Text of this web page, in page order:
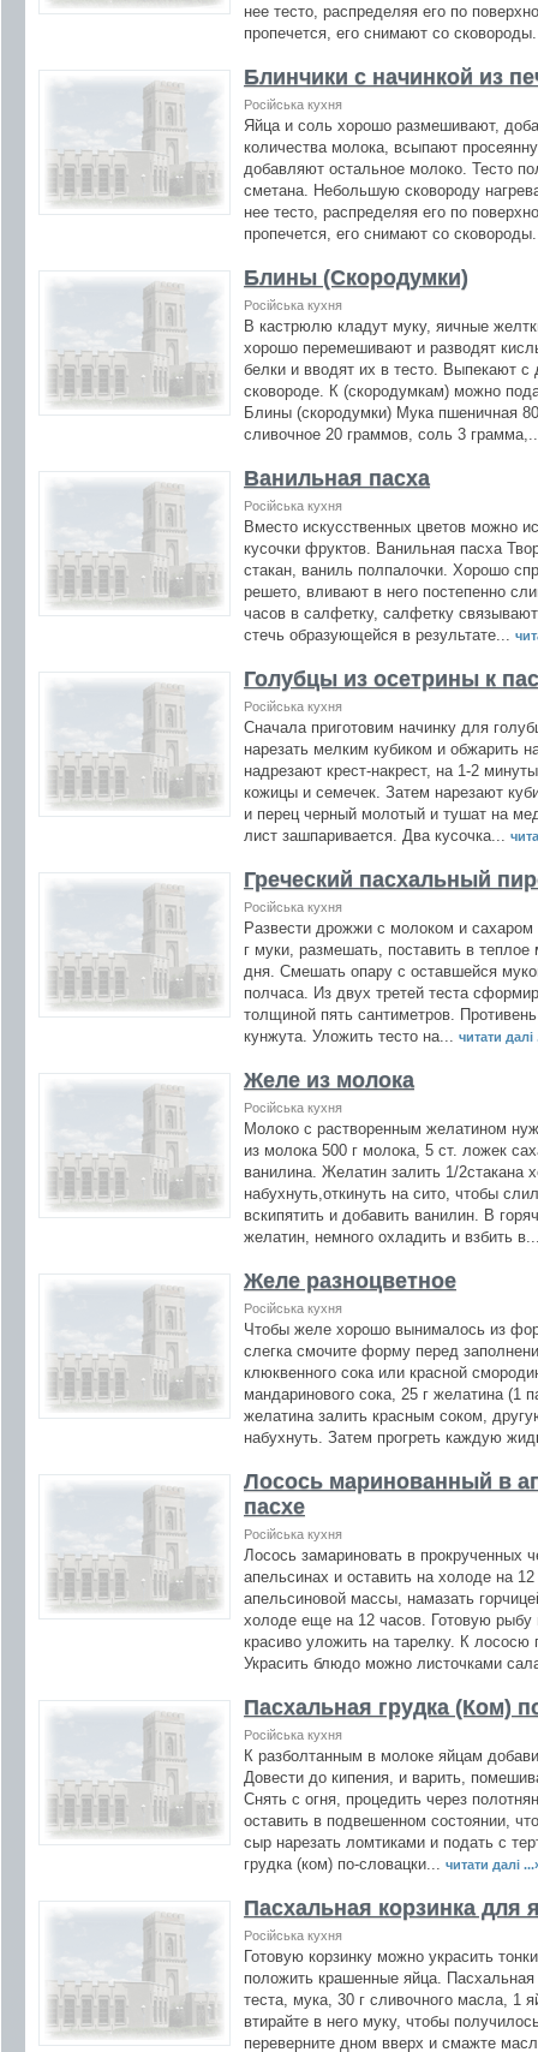
нее тесто, распределяя его по
пропечется, его снимают со
Блинчики с начинкой из
Російська кухня
Яйца и соль хорошо размешивают,
количества молока, всыпают
добавляют остальное молоко. Тесто
сметана. Небольшую сковороду
нее тесто, распределяя его по
пропечется, его снимают со
Блины (Скородумки)
Російська кухня
В кастрюлю кладут муку, яичные
хорошо перемешивают и разводят
белки и вводят их в тесто. Выпекают с
сковороде. К (скородумкам) можно
Блины (скородумки) Мука пшеничная
сливочное 20 граммов, соль 3
Ванильная пасха
Російська кухня
Вместо искусственных цветов можно
кусочки фруктов. Ванильная пасха
стакан, ваниль полпалочки. Хорошо
решето, вливают в него постепенно
часов в салфетку, салфетку
стечь образующейся в результате...
Голубцы из осетрины к
Російська кухня
Сначала приготовим начинку для
нарезать мелким кубиком и обжарить
надрезают крест-накрест, на 1-2
кожицы и семечек. Затем нарезают
и перец черный молотый и тушат на
лист зашпаривается. Два кусочка...
Греческий пасхальный
Російська кухня
Развести дрожжи с молоком и
г муки, размешать, поставить в
дня. Смешать опару с оставшейся
полчаса. Из двух третей теста
толщиной пять сантиметров.
кунжута. Уложить тесто на...
читати далі
Желе из молока
Російська кухня
Молоко с растворенным желатином
из молока 500 г молока, 5 ст. ложек
ванилина. Желатин залить 1/2стакана
набухнуть,откинуть на сито, чтобы
вскипятить и добавить ванилин. В
желатин, немного охладить и взбить
Желе разноцветное
Російська кухня
Чтобы желе хорошо вынималось из
слегка смочите форму перед
клюквенного сока или красной
мандаринового сока, 25 г желатина (1
желатина залить красным соком,
набухнуть. Затем прогреть каждую
Лосось маринованный в
пасхе
Російська кухня
Лосось замариновать в прокрученных
апельсинах и оставить на холоде на
апельсиновой массы, намазать
холоде еще на 12 часов. Готовую рыбу
красиво уложить на тарелку. К лососю
Украсить блюдо можно листочками
Пасхальная грудка (Ком)
Російська кухня
К разболтанным в молоке яйцам
Довести до кипения, и варить,
Снять с огня, процедить через
оставить в подвешенном состоянии,
сыр нарезать ломтиками и подать с
грудка (ком) по-словацки...
читати далі
Пасхальная корзинка для
Російська кухня
Готовую корзинку можно украсить
положить крашенные яйца.
теста, мука, 30 г сливочного масла, 1
втирайте в него муку, чтобы
переверните дном вверх и смажте